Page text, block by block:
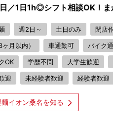
／1日1h◎シフト相談OK！
週2日～ 土日のみ 閉店
月以内） 車通勤可 バイク
OK 学歴不問 大学生歓迎
迎 未経験者歓迎 経験者歓迎
麺イオン桑名を知る